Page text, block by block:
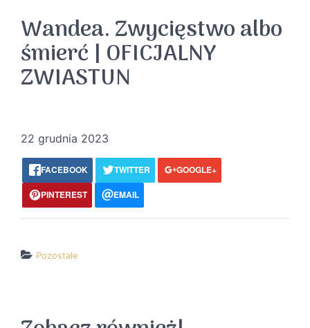
Wandea. Zwycięstwo albo
śmierć | OFICJALNY
ZWIASTUN
22 grudnia 2023
FACEBOOK TWITTER
GOOGLE+
PINTEREST
EMAIL
Pozostałe